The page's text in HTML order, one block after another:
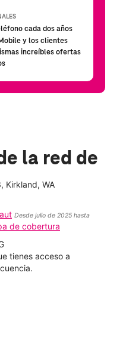
la red de
, Kirkland, WA
Desde julio de 2025 hasta
de cobertura
tienes acceso a